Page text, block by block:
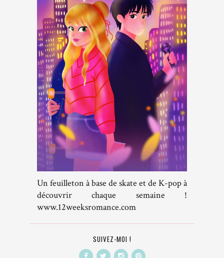
Un feuilleton à base de skate et de K-pop à
découvrir chaque semaine !
www.12weeksromance.com
SUIVEZ-MOI !